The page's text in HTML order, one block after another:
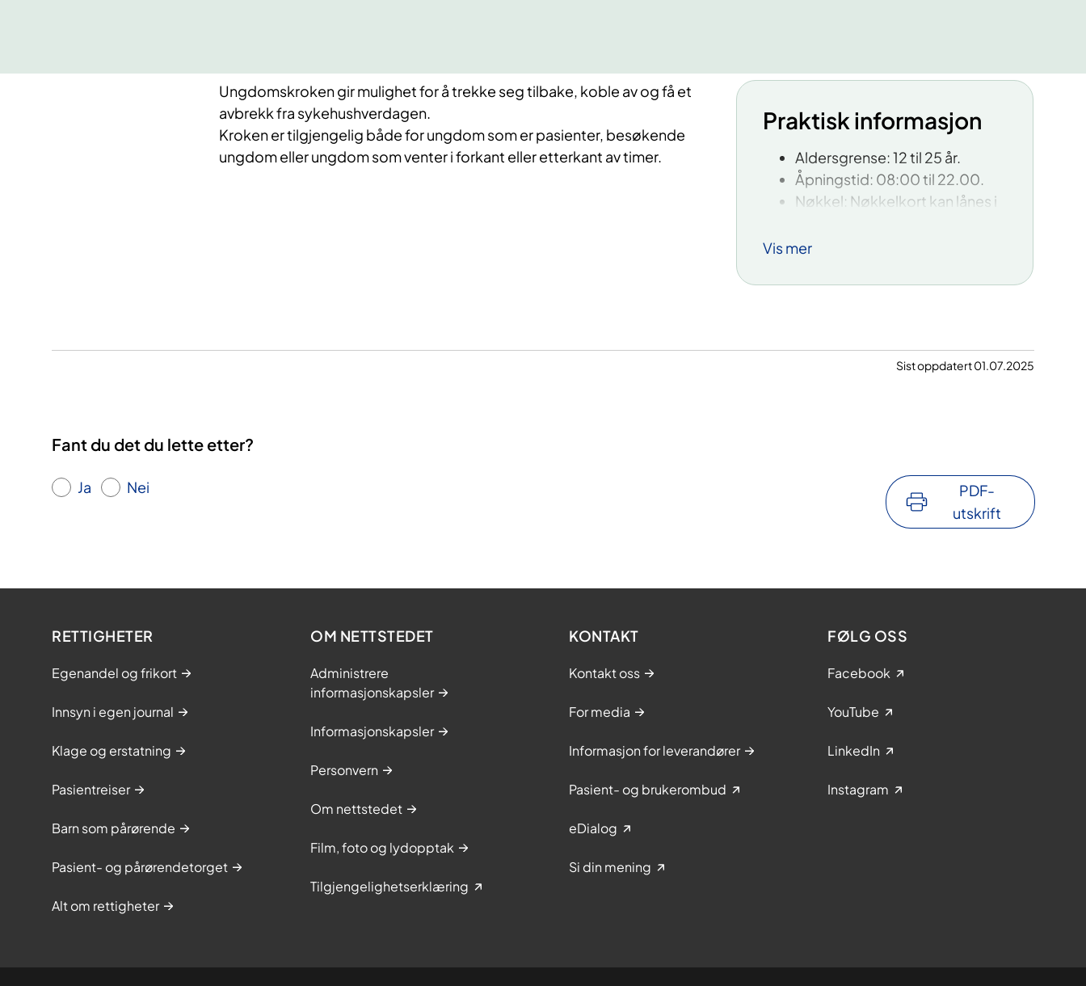
Ungdomskroken gir mulighet for å trekke seg tilbake, koble av og få et
avbrekk fra sykehushverdagen.
Kroken er tilgjengelig både for ungdom som er pasienter, besøkende
ungdom eller ungdom som venter i forkant eller etterkant av timer.
Praktisk informasjon
Aldersgrense: 12 til 25 år.
Åpningstid: 08:00 til 22.00.
Nøkkel: Nøkkelkort kan lånes i
biblioteket er låst.
nøkkelkort.
Vis mer
Sist oppdatert 01.07.2025
Fant du det du lette etter?
Ja Nei
PDF-
utskrift
RETTIGHETER
Egenandel og frikort
Innsyn i egen journal
Klage og erstatning
Pasientreiser
Barn som pårørende
Pasient- og pårørendetorget
Alt om rettigheter
OM NETTSTEDET
Administrere
informasjonskapsler
Informasjonskapsler
Personvern
Om nettstedet
Film, foto og lydopptak
Tilgjengelighetserklæring
KONTAKT
Kontakt oss
For media
Informasjon for leverandører
Pasient- og brukerombud
eDialog
Si din mening
FØLG OSS
Facebook
YouTube
LinkedIn
Instagram